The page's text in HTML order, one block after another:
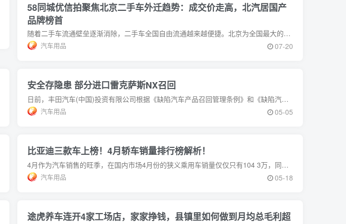
58同城优信拍聚焦北京二手车外迁趋势：成交价走高，北汽居国产
品牌榜首
随着二手车流通壁垒逐渐消除，二手车全国自由流通越来越便捷。北京为全国最大的二手车输出城市，外迁转籍比例达44 74%，明确北京二手车外迁现状、趋势对促进二手车交
汽车用品 07-20
安全存隐患 部分进口雷克萨斯NX召回
日前，丰田汽车(中国)投资有限公司根据《缺陷汽车产品召回管理条例》和《缺陷汽车产品召回管理条例实施办法》的要求，向国家市场监督管理总局备案了召回计划，自2022
汽车用品 05-05
比亚迪三款车上榜！4月轿车销量排行榜解析！
4月作为汽车销售的旺季，在国内市场4月份的狭义乘用车销量仅仅只有104 3万，同比下降35 5%!接下来我们一起看看关于4月份的轿车零售销量排行榜都有哪些车型上
汽车用品 05-18
途虎养车连开4家工场店，家家挣钱，县镇里如何做到月均总毛利超